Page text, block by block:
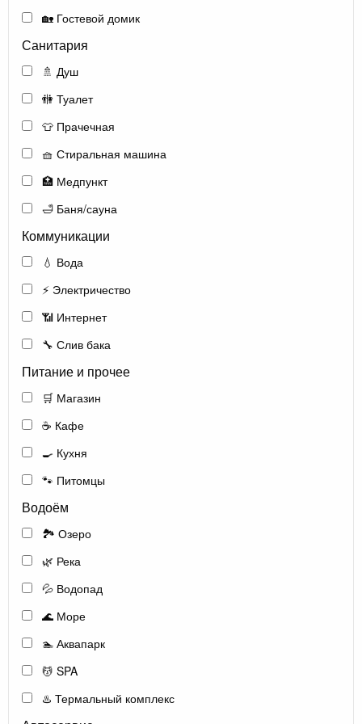
🏡 Гостевой домик
Санитария
🚿 Душ
🚻 Туалет
👕 Прачечная
🧺 Стиральная машина
🏥 Медпункт
🛁 Баня/сауна
Коммуникации
💧 Вода
⚡ Электричество
📶 Интернет
🔧 Слив бака
Питание и прочее
🛒 Магазин
☕ Кафе
🍳 Кухня
🐾 Питомцы
Водоём
🏞️ Озеро
🌿 Река
💦 Водопад
🌊 Море
🏊 Аквапарк
💆 SPA
♨️ Термальный комплекс